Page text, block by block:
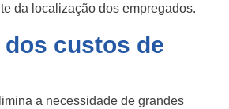
da localização dos empregados.
dos custos de
a necessidade de grandes